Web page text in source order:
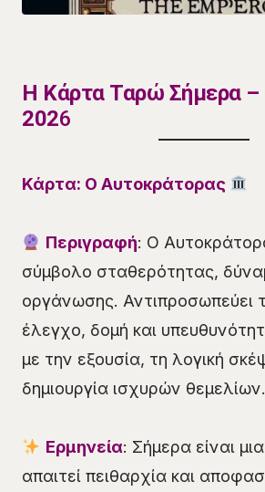
Η Κάρτα Ταρώ Σήμερα –
2026
Κάρτα: Ο Αυτοκράτορας
Περιγραφή: Ο
σύμβολο σταθερότητας,
οργάνωσης. Αντιπροσωπεύει
έλεγχο, δομή και
με την εξουσία, τη λογική
δημιουργία ισχυρών θεμελίων.
Ερμηνεία: Σήμερα είναι
απαιτεί πειθαρχία και